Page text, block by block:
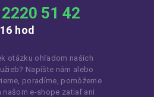
51 42
hod
otázku ohľadom našich
Napíšte nám alebo
poradíme, pomôžeme
našom e-shope zatiaľ ani